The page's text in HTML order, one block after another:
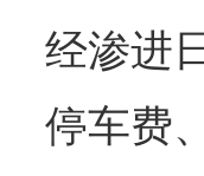
经渗进
停车费